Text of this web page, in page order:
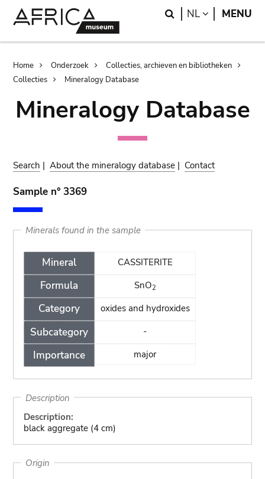
Search
NL LANGUAGE
MENU
Breadcrumb
Home Onderzoek
Collecties, archieven en bibliotheken
Collecties
Mineralogy Database
Mineralogy Database
Search |About the mineralogy database | Contact
Sample n° 3369
Minerals found in the sample
Mineral
Formula
Category
Subcategory
Importance
CASSITERITE
SnO2
oxides and hydroxides
-
major
Description
Description:
black aggregate (4 cm)
Origin